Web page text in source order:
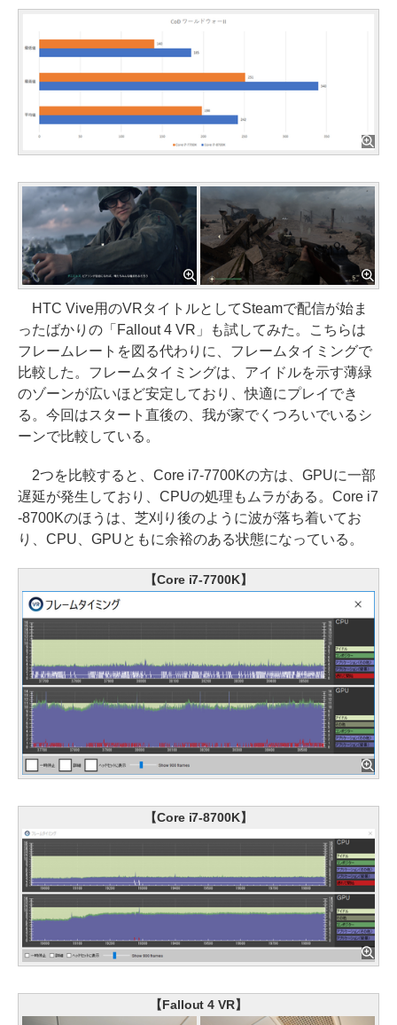
HTC Vive用のVRタイトルとしてSteamで配信が始ま
ったばかりの「Fallout 4 VR」も試してみた。こちらは
フレームレートを図る代わりに、フレームタイミングで
比較した。フレームタイミングは、アイドルを示す薄緑
のゾーンが広いほど安定しており、快適にプレイでき
る。今回はスタート直後の、我が家でくつろいでいるシ
ーンで比較している。
2つを比較すると、Core i7-7700Kの方は、GPUに一部
遅延が発生しており、CPUの処理もムラがある。Core i7
-8700Kのほうは、芝刈り後のように波が落ち着いてお
り、CPU、GPUともに余裕のある状態になっている。
【Core i7-7700K】
【Core i7-8700K】
【Fallout 4 VR】